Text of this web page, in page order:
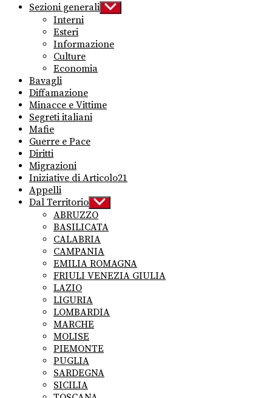
Sezioni generali Show
sub
Interni
Esteri
Informazione
Culture
Economia
Bavagli
Diffamazione
Minacce e Vittime
Segreti italiani
Mafie
Guerre e Pace
Diritti
Migrazioni
Iniziative di Articolo21
Appelli
Dal Territorio Show
sub
menu
ABRUZZO
BASILICATA
CALABRIA
CAMPANIA
EMILIA ROMAGNA
FRIULI VENEZIA GIULIA
LAZIO
LIGURIA
LOMBARDIA
MARCHE
MOLISE
PIEMONTE
PUGLIA
SARDEGNA
SICILIA